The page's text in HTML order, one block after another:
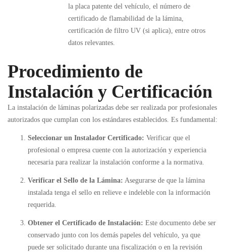
la placa patente del vehículo, el número de
certificado de flamabilidad de la lámina,
certificación de filtro UV (si aplica), entre otros
datos relevantes.
Procedimiento de
Instalación y Certificación
La instalación de láminas polarizadas debe ser realizada por profesionales
autorizados que cumplan con los estándares establecidos. Es fundamental:
Seleccionar un Instalador Certificado: Verificar que el
profesional o empresa cuente con la autorización y experiencia
necesaria para realizar la instalación conforme a la normativa.
Verificar el Sello de la Lámina: Asegurarse de que la lámina
instalada tenga el sello en relieve e indeleble con la información
requerida.
Obtener el Certificado de Instalación: Este documento debe ser
conservado junto con los demás papeles del vehículo, ya que
puede ser solicitado durante una fiscalización o en la revisión